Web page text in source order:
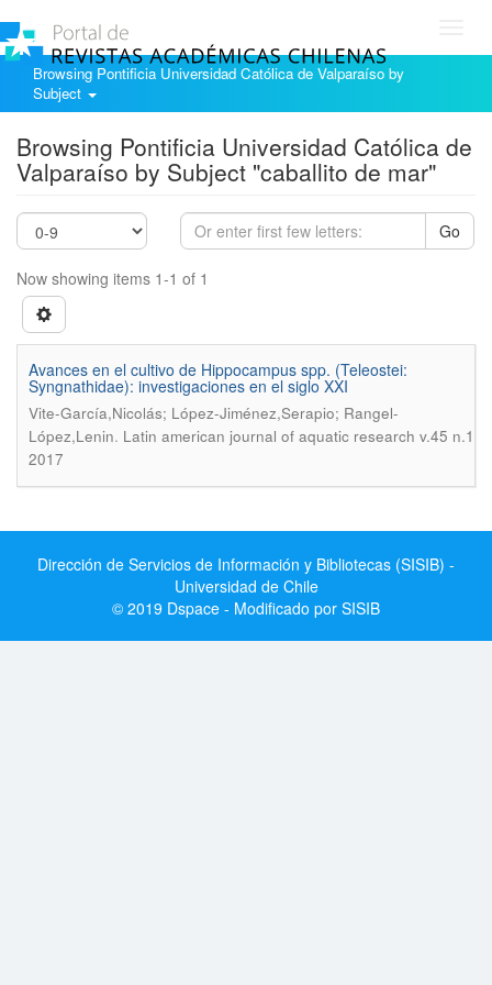
Browsing Pontificia Universidad Católica de Valparaíso by
Subject
Browsing Pontificia Universidad Católica de
Valparaíso by Subject "caballito de mar"
Go
Now showing items 1-1 of 1
Avances en el cultivo de Hippocampus spp. (Teleostei:
Syngnathidae): investigaciones en el siglo XXI
Vite-García,Nicolás; López-Jiménez,Serapio; Rangel-
López,Lenin. Latin american journal of aquatic research v.45 n.1
2017
Dirección de Servicios de Información y Bibliotecas (SISIB) -
Universidad de Chile
© 2019 Dspace - Modificado por SISIB